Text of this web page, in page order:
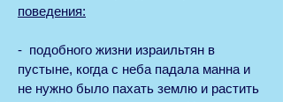
поведения:
- подобного жизни израильтян в
пустыне, когда с неба падала манна и
не нужно было пахать землю и растить